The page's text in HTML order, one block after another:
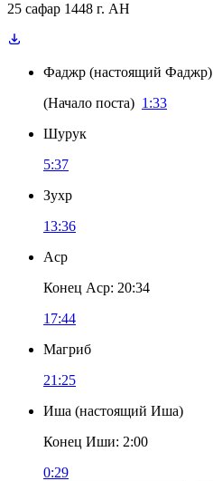
25 сафар 1448 г. AH
Фаджр (настоящий Фаджр)
(Начало поста) 1:33
Шурук
5:37
Зухр
13:36
Аср
Конец Аср: 20:34
17:44
Магриб
21:25
Иша (настоящий Иша)
Конец Иши: 2:00
0:29